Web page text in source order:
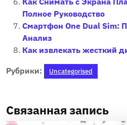
Полное Руководство
Смартфон One Dual Sim:
Анализ
Как извлекать жесткий
Рубрики: Uncategorised
Связанная запись